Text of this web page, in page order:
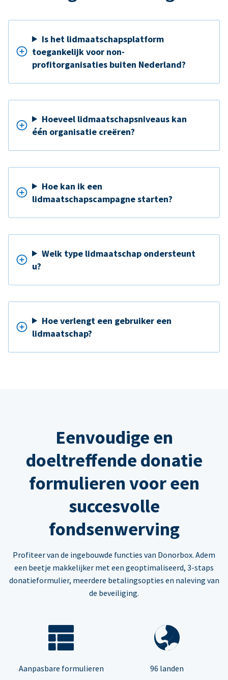
Is het lidmaatschapsplatform
toegankelijk voor non-
profitorganisaties buiten Nederland?
Hoeveel lidmaatschapsniveaus kan
één organisatie creëren?
Hoe kan ik een
lidmaatschapscampagne starten?
Welk type lidmaatschap ondersteunt
u?
Hoe verlengt een gebruiker een
lidmaatschap?
Eenvoudige en
doeltreffende donatie
formulieren voor een
succesvolle
fondsenwerving
Profiteer van de ingebouwde functies van Donorbox. Adem
een beetje makkelijker met een geoptimaliseerd, 3-staps
donatieformulier, meerdere betalingsopties en naleving van
de beveiliging.
Aanpasbare formulieren 96 landen